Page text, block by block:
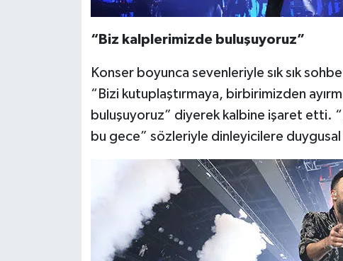
“Biz kalplerimizde buluşuyoruz”
Konser boyunca sevenleriyle sık sık
“Bizi kutuplaştırmaya, birbirimizden
buluşuyoruz” diyerek kalbine işaret etti.
bu gece” sözleriyle dinleyicilere duygusal